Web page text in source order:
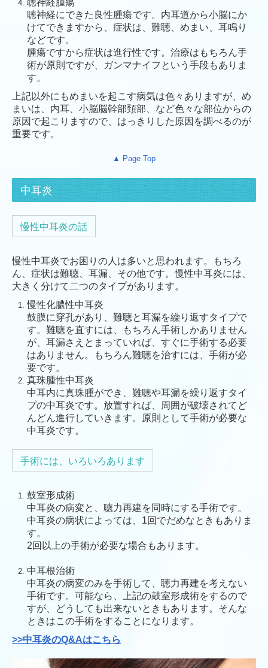
聴神経腫瘍
聴神経にできた良性腫瘍です。内耳道から小脳にか
けてできますから、症状は、難聴、めまい、耳鳴り
などです。
腫瘍ですから症状は進行性です。治療はもちろん手
術が原則ですが、ガンマナイフという手段もありま
す。
上記以外にもめまいを起こす病気は色々ありますが、め
まいは、内耳、小脳脳幹部頚部、など色々な部位からの
原因で起こりますので、はっきりした原因を調べるのが
重要です。
▲ Page Top
中耳炎
慢性中耳炎の話
慢性中耳炎でお困りの人は多いと思われます。もちろ
ん、症状は難聴、耳漏、その他です。慢性中耳炎には、
大きく分けて二つのタイプがあります。
慢性化膿性中耳炎
鼓膜に穿孔があり、難聴と耳漏を繰り返すタイプで
す。難聴を直すには、もちろん手術しかありません
が、耳漏さえとまっていれば、すぐに手術する必要
はありません。もちろん難聴を治すには、手術が必
要です。
真珠腫性中耳炎
中耳内に真珠腫ができ、難聴や耳漏を繰り返すタイ
プの中耳炎です。放置すれば、周囲が破壊されてど
んどん進行していきます。原則として手術が必要な
中耳炎です。
手術には、いろいろあります
鼓室形成術
中耳炎の病変と、聴力再建を同時にする手術です。
中耳炎の病状によっては、1回でだめなときもありま
す。
2回以上の手術が必要な場合もあります。
中耳根治術
中耳炎の病変のみを手術して、聴力再建を考えない
手術です。可能なら、上記の鼓室形成術をするので
すが、どうしても出来ないときもあります。そんな
ときはこの手術をすることになります。
>>中耳炎のQ&Aはこちら